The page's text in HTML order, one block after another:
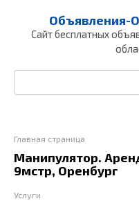
контенту
Объявления-
Сайт бесплатных
Главная страница
Манипулятор.
9мстр, Оренбург
Услуги